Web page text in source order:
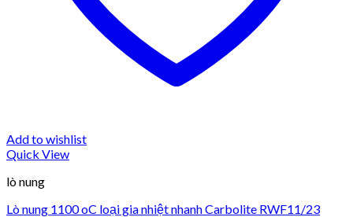
Add to wishlist
Quick View
lò nung
Lò nung 1100 oC loại gia nhiệt nhanh Carbolite RWF11/23